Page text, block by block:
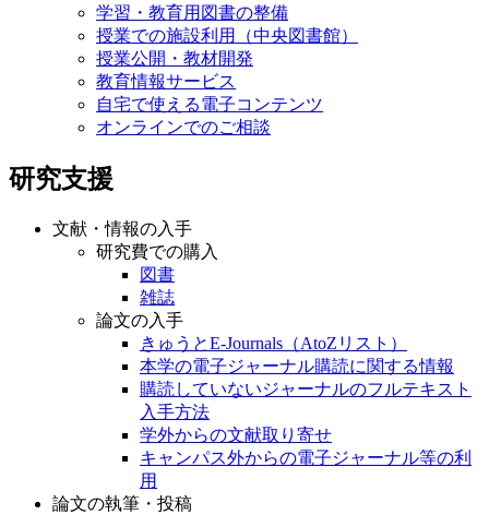
学習・教育用図書の整備
授業での施設利用（中央図書館）
授業公開・教材開発
教育情報サービス
自宅で使える電子コンテンツ
オンラインでのご相談
研究支援
文献・情報の入手
研究費での購入
図書
雑誌
論文の入手
きゅうとE-Journals（AtoZリスト）
本学の電子ジャーナル購読に関する情報
購読していないジャーナルのフルテキスト
入手方法
学外からの文献取り寄せ
キャンパス外からの電子ジャーナル等の利
用
論文の執筆・投稿